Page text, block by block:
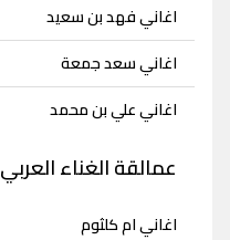
اغاني فهد بن سعيد
اغاني سعد جمعة
اغاني علي بن محمد
عمالقة الغناء العربي
اغاني ام كلثوم